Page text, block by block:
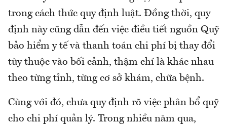
trong cách thức quy định luật. Đồng thời, quy
định này cũng dẫn đến việc điều tiết nguồn Quỹ
bảo hiểm y tế và thanh toán chi phí bị thay đổi
tùy thuộc vào bối cảnh, thậm chí là khác nhau
theo từng tỉnh, từng cơ sở khám, chữa bệnh.
Cùng với đó, chưa quy định rõ việc phân bổ quỹ
cho chi phí quản lý. Trong nhiều năm qua,